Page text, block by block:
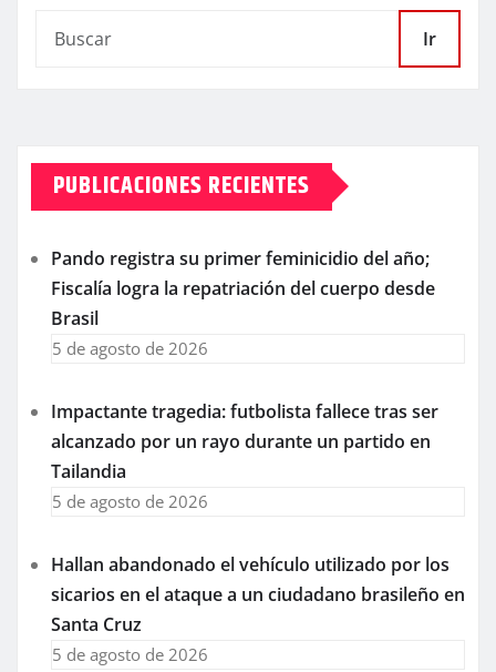
Ir
PUBLICACIONES RECIENTES
Pando registra su primer feminicidio del año;
Fiscalía logra la repatriación del cuerpo desde
Brasil
5 de agosto de 2026
Impactante tragedia: futbolista fallece tras ser
alcanzado por un rayo durante un partido en
Tailandia
5 de agosto de 2026
Hallan abandonado el vehículo utilizado por los
sicarios en el ataque a un ciudadano brasileño en
Santa Cruz
5 de agosto de 2026